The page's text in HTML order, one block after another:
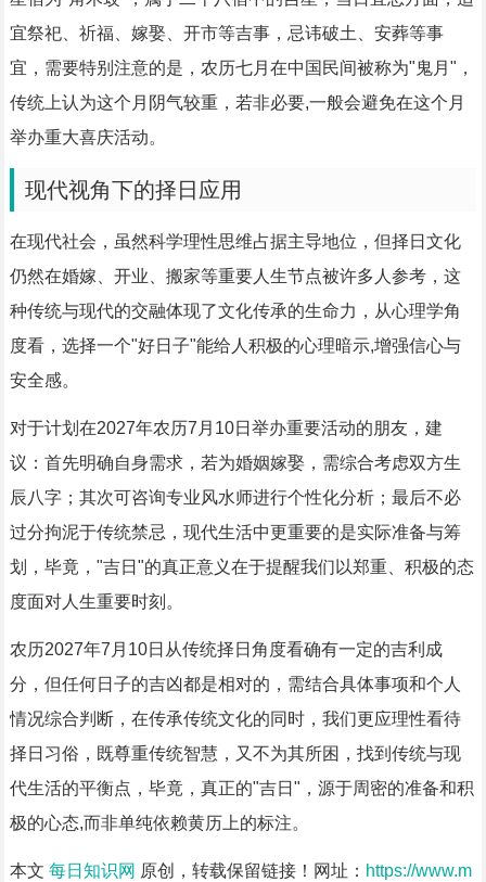
宜祭祀、祈福、嫁娶、开市等吉事，忌讳破土、安葬等事
宜，需要特别注意的是，农历七月在中国民间被称为"鬼月"，
传统上认为这个月阴气较重，若非必要,一般会避免在这个月
举办重大喜庆活动。
现代视角下的择日应用
在现代社会，虽然科学理性思维占据主导地位，但择日文化
仍然在婚嫁、开业、搬家等重要人生节点被许多人参考，这
种传统与现代的交融体现了文化传承的生命力，从心理学角
度看，选择一个"好日子"能给人积极的心理暗示,增强信心与
安全感。
对于计划在2027年农历7月10日举办重要活动的朋友，建
议：首先明确自身需求，若为婚姻嫁娶，需综合考虑双方生
辰八字；其次可咨询专业风水师进行个性化分析；最后不必
过分拘泥于传统禁忌，现代生活中更重要的是实际准备与筹
划，毕竟，"吉日"的真正意义在于提醒我们以郑重、积极的态
度面对人生重要时刻。
农历2027年7月10日从传统择日角度看确有一定的吉利成
分，但任何日子的吉凶都是相对的，需结合具体事项和个人
情况综合判断，在传承传统文化的同时，我们更应理性看待
择日习俗，既尊重传统智慧，又不为其所困，找到传统与现
代生活的平衡点，毕竟，真正的"吉日"，源于周密的准备和积
极的心态,而非单纯依赖黄历上的标注。
本文 每日知识网 原创，转载保留链接！网址： https://www.m